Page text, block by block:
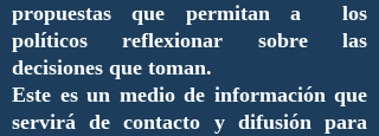
propuestas que permitan a los
políticos reflexionar sobre las
decisiones que toman.
Este es un medio de información que
servirá de contacto y difusión para